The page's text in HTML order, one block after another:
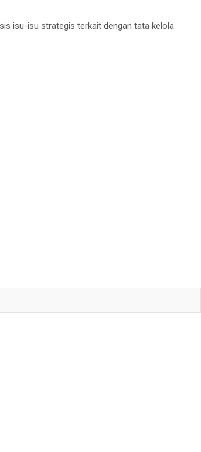
isu-isu strategis terkait dengan tata kelola